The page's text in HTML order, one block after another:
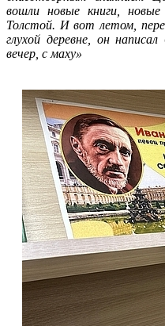
вошли новые книги, новые
Толстой. И вот летом,
глухой деревне, он
вечер, с маху»